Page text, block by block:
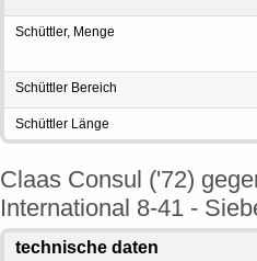
Schüttler, Menge
Schüttler Bereich
Schüttler Länge
Claas Consul ('72)
International 8-41 -
technische daten